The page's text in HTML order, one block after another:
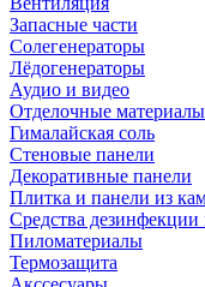
Запасные части
Солегенераторы
Лёдогенераторы
Аудио и видео
Отделочные материалы
Гималайская соль
Стеновые панели
Декоративные панели
Плитка и панели из
Средства дезинфекции
Пиломатериалы
Термозащита